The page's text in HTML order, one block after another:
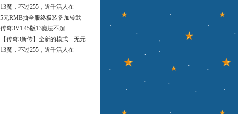
13魔，不过255，近千活人在
5元RMB抽全服终极装备加转武
传奇3V1.45版13魔法不超
【传奇3新传】全新的模式，无元
13魔，不过255，近千活人在